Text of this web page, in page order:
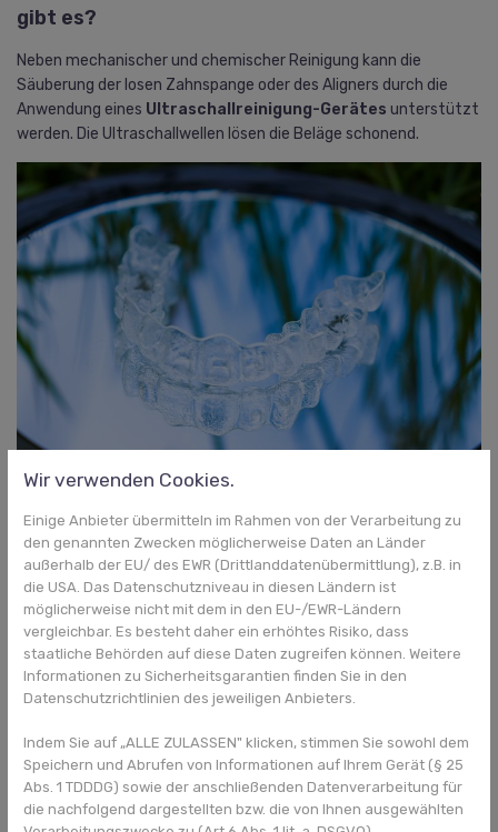
gibt es?
Neben mechanischer und chemischer Reinigung kann die
Säuberung der losen Zahnspange oder des Aligners durch die
Anwendung eines Ultraschallreinigung-Gerätes unterstützt
werden. Die Ultraschallwellen lösen die Beläge schonend.
Mit der richtigen Reinigung bleiben Aligner lange glasklar I Quelle:
Welche Reinigungsmethode ist für
die Zahnspange am besten?
Studien haben gezeigt, dass sich verschiedene Bakterienarten
unterschiedlich gut durch die Reinigungsmethoden entfernen
lassen. Deshalb ist die Kombination von mechanischer und
chemischer Reinigung am effizientesten. Eine
Ultraschallreinigung ist ergänzend zu nutzen.
Dürfen lose Zahnspangen im Geschirrspüler
gereinigt werden?
Eine an der Berliner Charité durchgeführte Studie hat
Wir verwenden Cookies.
Einige Anbieter übermitteln im Rahmen von der Verarbeitung zu
den genannten Zwecken möglicherweise Daten an Länder
außerhalb der EU/ des EWR (Drittlanddatenübermittlung), z.B. in
die USA. Das Datenschutzniveau in diesen Ländern ist
möglicherweise nicht mit dem in den EU-/EWR-Ländern
vergleichbar. Es besteht daher ein erhöhtes Risiko, dass
staatliche Behörden auf diese Daten zugreifen können. Weitere
Informationen zu Sicherheitsgarantien finden Sie in den
Datenschutzrichtlinien des jeweiligen Anbieters.
Indem Sie auf „ALLE ZULASSEN" klicken, stimmen Sie sowohl dem
Speichern und Abrufen von Informationen auf Ihrem Gerät (§ 25
Abs. 1 TDDDG) sowie der anschließenden Datenverarbeitung für
die nachfolgend dargestellten bzw. die von Ihnen ausgewählten